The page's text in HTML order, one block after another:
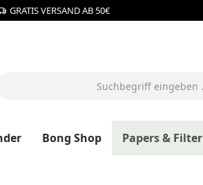
GRATIS VERSAND AB 50€
Bong Shop Papers & Filter